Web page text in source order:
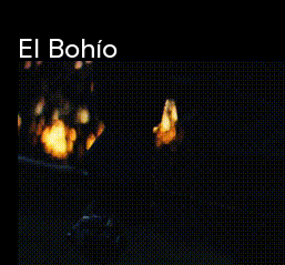
El Bohío